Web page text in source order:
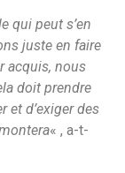
qui peut s’en
juste en faire
acquis, nous
doit prendre
et d’exiger des
« , a-t-